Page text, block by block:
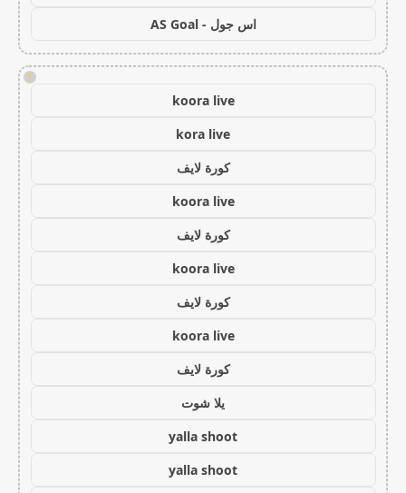
اس جول - AS Goal
!
koora live
kora live
كورة لايف
koora live
كورة لايف
koora live
كورة لايف
koora live
كورة لايف
يلا شوت
yalla shoot
yalla shoot